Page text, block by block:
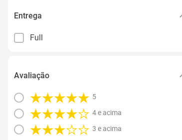
Entrega
Full
Avaliação
5
4 e acima
3 e acima